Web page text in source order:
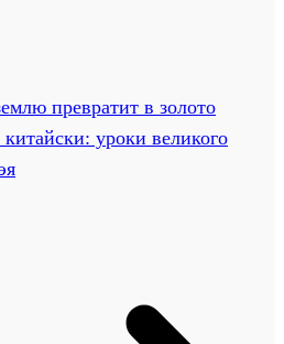
превратит в золото
уроки великого